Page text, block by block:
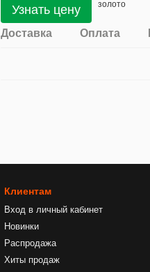
Узнать цену
Доставка Оплата
Клиентам
Вход в личный кабинет
Новинки
Распродажа
Хиты продаж